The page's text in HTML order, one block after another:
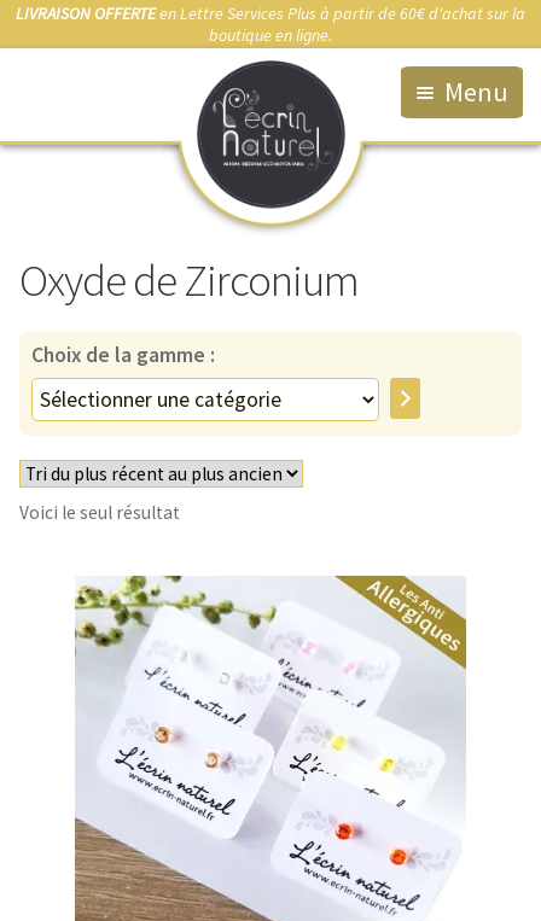
LIVRAISON OFFERTEen Lettre Services Plus à partir de 60€ d'achat sur la
boutique en ligne.
Menu
Accueil
La Boutique
Qui suis-je ?
Démarche éco-responsable
Bijou sur-mesure
Marchés & Points de vente
Entretien de votre bijou
Votre Panier
Contact
Oxyde de Zirconium
Choix de la gamme :
Sélectionner
une
catégorie
Voici le seul résultat